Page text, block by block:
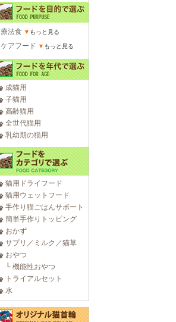
療法食 ▼ もっと見る
ケアフード ▼ もっと見る
成猫用
子猫用
高齢猫用
全世代猫用
乳幼期の猫用
猫用ドライフード
猫用ウェットフード
手作り猫ごはんサポート
簡単手作りトッピング
おかず
サプリ／ミルク／猫草
おやつ
└ 機能性おやつ
トライアルセット
水